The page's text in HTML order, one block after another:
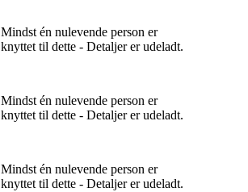
Mindst én nulevende person er
knyttet til dette - Detaljer er udeladt.
Mindst én nulevende person er
knyttet til dette - Detaljer er udeladt.
Mindst én nulevende person er
knyttet til dette - Detaljer er udeladt.